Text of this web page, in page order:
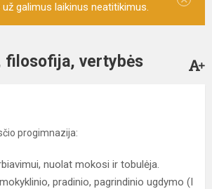
galimus laikinus neatitikimus.
filosofija, vertybės
progimnazija:
nuolat mokosi ir tobulėja.
pradinio, pagrindinio ugdymo (I